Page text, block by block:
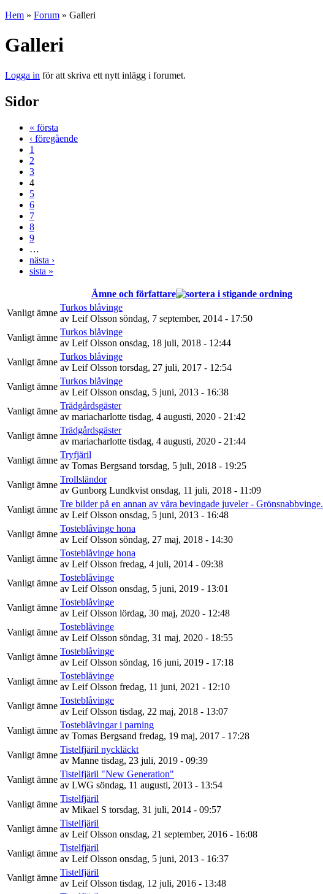
Hem » Forum » Galleri
Galleri
Logga in för att skriva ett nytt inlägg i forumet.
Sidor
« första
‹ föregående
1
2
3
4
5
6
7
8
9
…
nästa ›
sista »
Ämne och författare
Vanligt ämne
Turkos blåvinge
av Leif Olsson söndag, 7 september, 2014 - 17:50
Vanligt ämne
Turkos blåvinge
av Leif Olsson onsdag, 18 juli, 2018 - 12:44
Vanligt ämne
Turkos blåvinge
av Leif Olsson torsdag, 27 juli, 2017 - 12:54
Vanligt ämne
Turkos blåvinge
av Leif Olsson onsdag, 5 juni, 2013 - 16:38
Vanligt ämne
Trädgårdsgäster
av mariacharlotte tisdag, 4 augusti, 2020 - 21:42
Vanligt ämne
Trädgårdsgäster
av mariacharlotte tisdag, 4 augusti, 2020 - 21:44
Vanligt ämne
Tryfjäril
av Tomas Bergsand torsdag, 5 juli, 2018 - 19:25
Vanligt ämne
Trollsländor
av Gunborg Lundkvist onsdag, 11 juli, 2018 - 11:09
Vanligt ämne
Tre bilder på en annan av våra bevingade juveler - Grönsnabbvinge.
av Leif Olsson onsdag, 5 juni, 2013 - 16:48
Vanligt ämne
Tosteblåvinge hona
av Leif Olsson söndag, 27 maj, 2018 - 14:30
Vanligt ämne
Tosteblåvinge hona
av Leif Olsson fredag, 4 juli, 2014 - 09:38
Vanligt ämne
Tosteblåvinge
av Leif Olsson onsdag, 5 juni, 2019 - 13:01
Vanligt ämne
Tosteblåvinge
av Leif Olsson lördag, 30 maj, 2020 - 12:48
Vanligt ämne
Tosteblåvinge
av Leif Olsson söndag, 31 maj, 2020 - 18:55
Vanligt ämne
Tosteblåvinge
av Leif Olsson söndag, 16 juni, 2019 - 17:18
Vanligt ämne
Tosteblåvinge
av Leif Olsson fredag, 11 juni, 2021 - 12:10
Vanligt ämne
Tosteblåvinge
av Leif Olsson tisdag, 22 maj, 2018 - 13:07
Vanligt ämne
Tosteblåvingar i parning
av Tomas Bergsand fredag, 19 maj, 2017 - 17:28
Vanligt ämne
Tistelfjäril nyckläckt
av Manne tisdag, 23 juli, 2019 - 09:39
Vanligt ämne
Tistelfjäril "New Generation"
av LWG söndag, 11 augusti, 2013 - 13:54
Vanligt ämne
Tistelfjäril
av Mikael S torsdag, 31 juli, 2014 - 09:57
Vanligt ämne
Tistelfjäril
av Leif Olsson onsdag, 21 september, 2016 - 16:08
Vanligt ämne
Tistelfjäril
av Leif Olsson onsdag, 5 juni, 2013 - 16:37
Vanligt ämne
Tistelfjäril
av Leif Olsson tisdag, 12 juli, 2016 - 13:48